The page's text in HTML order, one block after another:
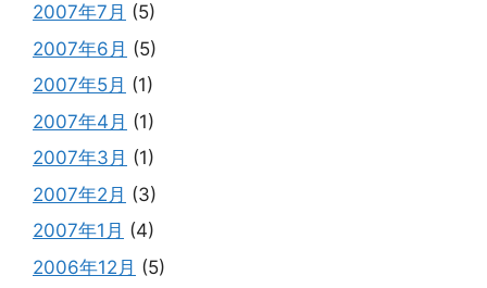
2007年7月 (5)
2007年6月 (5)
2007年5月 (1)
2007年4月 (1)
2007年3月 (1)
2007年2月 (3)
2007年1月 (4)
2006年12月 (5)